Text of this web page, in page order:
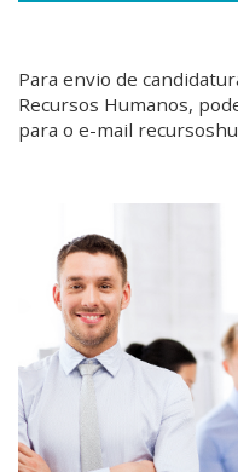
Para envio de
Recursos Humanos,
para o e-mail